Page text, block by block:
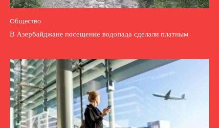
Общество
В Азербайджане посещение водопада сделали платным